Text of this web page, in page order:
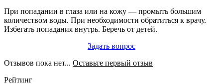
При попадании в глаза или на кожу — промыть большим
количеством воды. При необходимости обратиться к врачу.
Избегать попадания внутрь. Беречь от детей.
Задать вопрос
Отзывов пока нет... Оставьте первый отзыв
Рейтинг